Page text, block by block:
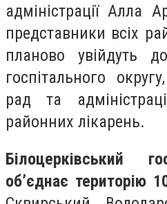
адміністрації Алла
представники всіх
планово увійдуть
госпітального
рад та
районних лікарень.
Білоцерківський
об’єднає територію